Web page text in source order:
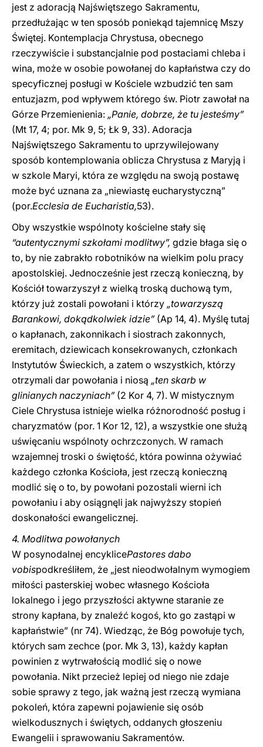
jest z adoracją Najświętszego Sakramentu,
przedłużając w ten sposób poniekąd tajemnicę Mszy
Świętej. Kontemplacja Chrystusa, obecnego
rzeczywiście i substancjalnie pod postaciami chleba i
wina, może w osobie powołanej do kapłaństwa czy do
specyficznej posługi w Kościele wzbudzić ten sam
entuzjazm, pod wpływem którego św. Piotr zawołał na
Górze Przemienienia: „Panie, dobrze, że tu jesteśmy”
(Mt 17, 4; por. Mk 9, 5; Łk 9, 33). Adoracja
Najświętszego Sakramentu to uprzywilejowany
sposób kontemplowania oblicza Chrystusa z Maryją i
w szkole Maryi, która ze względu na swoją postawę
może być uznana za „niewiastę eucharystyczną”
(por.Ecclesia de Eucharistia,53).
Oby wszystkie wspólnoty kościelne stały się
“autentycznymi szkołami modlitwy”, gdzie błaga się o
to, by nie zabrakło robotników na wielkim polu pracy
apostolskiej. Jednocześnie jest rzeczą konieczną, by
Kościół towarzyszył z wielką troską duchową tym,
którzy już zostali powołani i którzy „towarzyszą
Barankowi, dokądkolwiek idzie”(Ap 14, 4). Myślę tutaj
o kapłanach, zakonnikach i siostrach zakonnych,
eremitach, dziewicach konsekrowanych, członkach
Instytutów Świeckich, a zatem o wszystkich, którzy
otrzymali dar powołania i niosą „ten skarb w
glinianych naczyniach”(2 Kor 4, 7). W mistycznym
Ciele Chrystusa istnieje wielka różnorodność posług i
charyzmatów (por. 1 Kor 12, 12), a wszystkie one służą
uświęcaniu wspólnoty ochrzczonych. W ramach
wzajemnej troski o świętość, która powinna ożywiać
każdego członka Kościoła, jest rzeczą konieczną
modlić się o to, by powołani pozostali wierni ich
powołaniu i aby osiągnęli jak najwyższy stopień
doskonałości ewangelicznej.
4. Modlitwa powołanych
W posynodalnej encyklicePastores dabo
vobispodkreśliłem, że „jest nieodwołalnym wymogiem
miłości pasterskiej wobec własnego Kościoła
lokalnego i jego przyszłości aktywne staranie ze
strony kapłana, by znaleźć kogoś, kto go zastąpi w
kapłaństwie” (nr 74). Wiedząc, że Bóg powołuje tych,
których sam zechce (por. Mk 3, 13), każdy kapłan
powinien z wytrwałością modlić się o nowe
powołania. Nikt przecież lepiej od niego nie zdaje
sobie sprawy z tego, jak ważną jest rzeczą wymiana
pokoleń, która zapewni pojawienie się osób
wielkodusznych i świętych, oddanych głoszeniu
Ewangelii i sprawowaniu Sakramentów.